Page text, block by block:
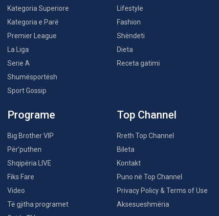
Kategoria Superiore
Kategoria e Parë
Premier League
La Liga
Serie A
Shumësportësh
Sport Gossip
Lifestyle
Fashion
Shëndeti
Dieta
Receta gatimi
Programe
Big Brother VIP
Për’puthen
Shqipëria LIVE
Fiks Fare
Video
Të gjitha programet
Top Channel
Rreth Top Channel
Bileta
Kontakt
Puno në Top Channel
Privacy Policy & Terms of Use
Aksesueshmëria